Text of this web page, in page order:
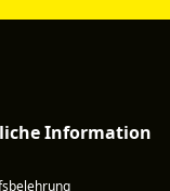
Information